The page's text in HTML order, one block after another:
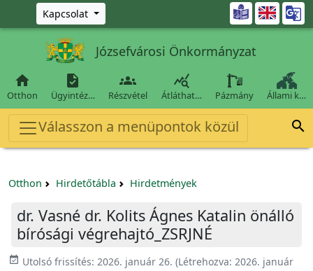
Ugrás a fő tartalomra
Kapcsolat 
Józsefvárosi Önkormányzat

Otthon

Ügyintéz…

Részvétel

Átláthat… Pázmány Állami k…
Válasszon a menüpontok közül 
Otthon Hirdetőtábla Hirdetmények
dr. Vasné dr. Kolits Ágnes Katalin önálló
bírósági végrehajtó_ZSRJNÉ
event_available Utolsó frissítés: 2026. január 26. (Létrehozva: 2026. január